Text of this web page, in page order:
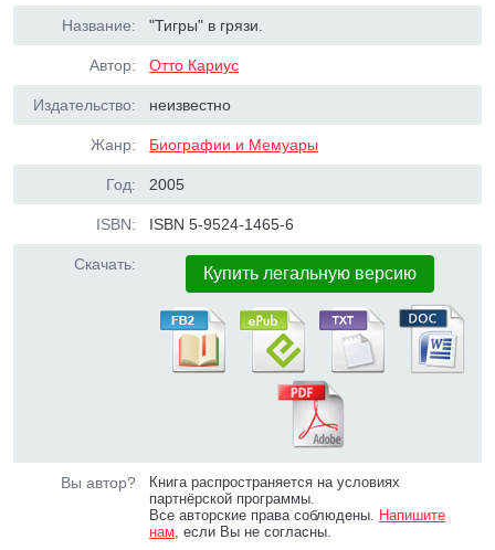
Название: "Тигры" в грязи.
Автор: Отто Кариус
Издательство: неизвестно
Жанр: Биографии и Мемуары
Год: 2005
ISBN: ISBN 5-9524-1465-6
Скачать: Купить легальную версию
Вы автор?
Книга распространяется на условиях
партнёрской программы.
Все авторские права соблюдены. Напишите
нам, если Вы не согласны.